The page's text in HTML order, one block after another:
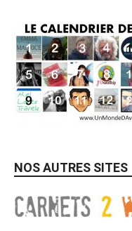
NOS AUTRES SITES